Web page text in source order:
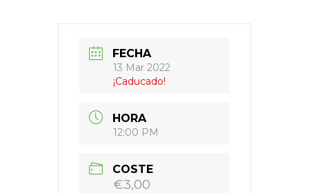
FECHA
13 Mar 2022
¡Caducado!
HORA
12:00 PM
COSTE
€3,00